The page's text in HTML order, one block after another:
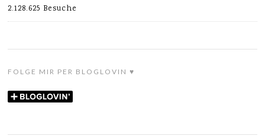
2.128.625 Besuche
FOLGE MIR PER BLOGLOVIN ♥